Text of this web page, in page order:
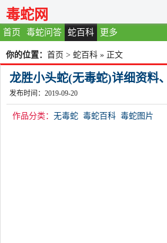
首页 毒蛇问答 蛇百科 更多
毒蛇网
你的位置： 首页 > 蛇百科 » 正文
龙胜小头蛇(无毒蛇)详细资料
发布时间：2019-09-20
作品分类： 无毒蛇 毒蛇百科 毒蛇图片